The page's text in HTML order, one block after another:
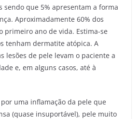
sendo que 5% apresentam a forma
Aproximadamente 60% dos
primeiro ano de vida. Estima-se
tenham dermatite atópica. A
lesões de pele levam o paciente a
e, em alguns casos, até à
por uma inflamação da pele que
(quase insuportável), pele muito